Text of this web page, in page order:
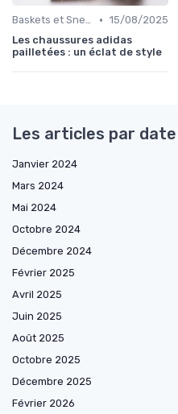
Baskets et Sneakers • 15/08/2025
Les chaussures adidas
pailletées : un éclat de style
Les articles par date
Janvier 2024
Mars 2024
Mai 2024
Octobre 2024
Décembre 2024
Février 2025
Avril 2025
Juin 2025
Août 2025
Octobre 2025
Décembre 2025
Février 2026